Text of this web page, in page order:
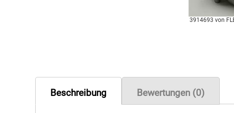
3914693 von
Beschreibung Bewertungen (0)